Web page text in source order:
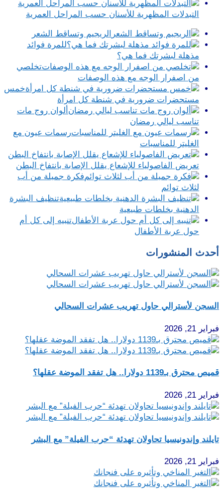
التبدلات المظهرية للأسنان حسب المراحل العمرية
الريجيم وتساقط الشعر
للمرة فوائد
مذهلة لبشرتك فما هي؟
تخلصي
من اصفرار الوجه مع هذه الوصفات
خمس
مستحضرات ضرورية في شنطة كل امرأة
ألوان روج مات
تناسب ليالي رمضان
رسمات عيون مع
الغليتر للمناسبات
تعريض الفاصولياء للإشعاع يقلل الإصابة بانتفاخ البطن
فكرة جميلة من أب
لثلاث توائم
تنظيف البشرة
الدهنية بخلطات طبيعية
تنبيه إلى كل أم
حول عربة الأطفال
أحدث المنشورات
السجن لأسترالي حاول تهريب عشرات السحالي
فبراير 21, 2026
قميص محترق بـ1139 دولارا.. هل تفقد الموضة عقلها؟
فبراير 21, 2026
تايلند وإندونيسيا تحاولان تهدئة “حرب الفيلة” مع البشر
فبراير 21, 2026